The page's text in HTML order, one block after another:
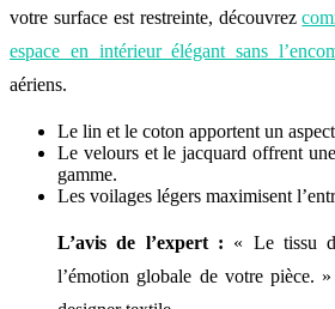
votre surface est restreinte, découvrez
espace en intérieur élégant sans
aériens.
Le lin et le coton apportent un
Le velours et le jacquard offrent
gamme.
Les voilages légers maximisent
L’avis de l’expert : « Le tissu
l’émotion globale de votre pièce.